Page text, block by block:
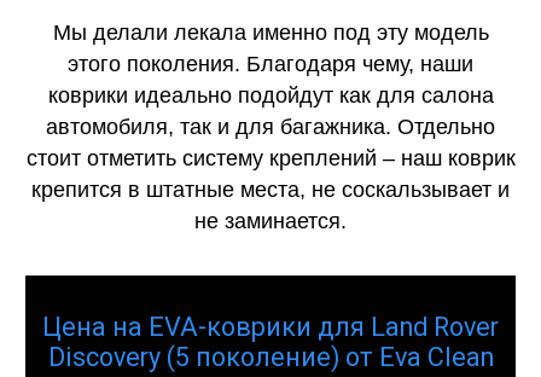
Мы делали лекала именно под эту модель
этого поколения. Благодаря чему, наши
коврики идеально подойдут как для салона
автомобиля, так и для багажника. Отдельно
стоит отметить систему креплений – наш коврик
крепится в штатные места, не соскальзывает и
не заминается.
Цена на EVA-коврики для Land Rover
Discovery (5 поколение) от Eva Clean